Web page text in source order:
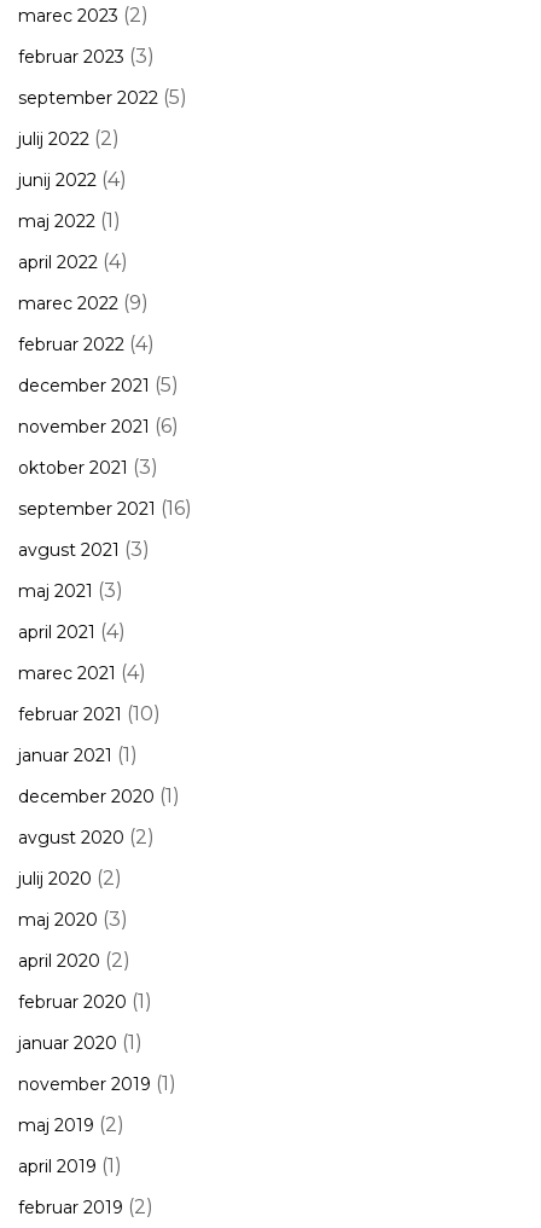
marec 2023 (2)
februar 2023 (3)
september 2022 (5)
julij 2022 (2)
junij 2022 (4)
maj 2022 (1)
april 2022 (4)
marec 2022 (9)
februar 2022 (4)
december 2021 (5)
november 2021 (6)
oktober 2021 (3)
september 2021 (16)
avgust 2021 (3)
maj 2021 (3)
april 2021 (4)
marec 2021 (4)
februar 2021 (10)
januar 2021 (1)
december 2020 (1)
avgust 2020 (2)
julij 2020 (2)
maj 2020 (3)
april 2020 (2)
februar 2020 (1)
januar 2020 (1)
november 2019 (1)
maj 2019 (2)
april 2019 (1)
februar 2019 (2)